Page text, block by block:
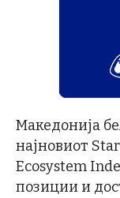
Македонија
најновиот
Ecosystem
позиции и